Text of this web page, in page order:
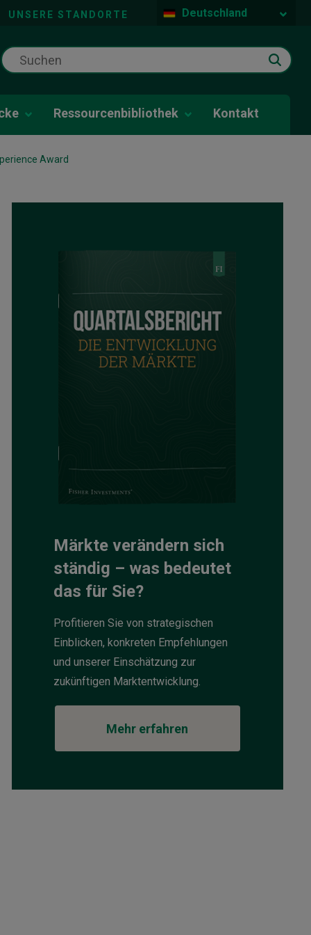
UNSERE STANDORTE Deutschland
Ressourcenbibliothek Kontakt
Award
Märkte verändern sich
ständig – was bedeutet
das für Sie?
Profitieren Sie von strategischen
Einblicken, konkreten Empfehlungen
und unserer Einschätzung zur
zukünftigen Marktentwicklung.
Mehr erfahren